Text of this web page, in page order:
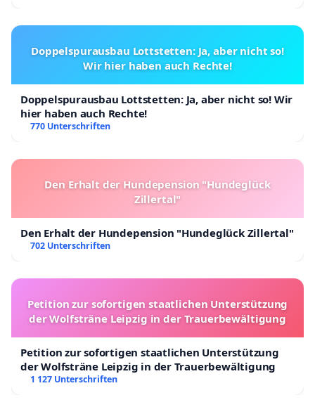
Doppelspurausbau Lottstetten: Ja, aber nicht so!
Wir hier haben auch Rechte!
Doppelspurausbau Lottstetten: Ja, aber nicht so! Wir
hier haben auch Rechte!
770 Unterschriften
Den Erhalt der Hundepension "Hundeglück
Zillertal"
Den Erhalt der Hundepension "Hundeglück Zillertal"
702 Unterschriften
Petition zur sofortigen staatlichen Unterstützung
der Wolfsträne Leipzig in der Trauerbewältigung
Petition zur sofortigen staatlichen Unterstützung
der Wolfsträne Leipzig in der Trauerbewältigung
1 127 Unterschriften